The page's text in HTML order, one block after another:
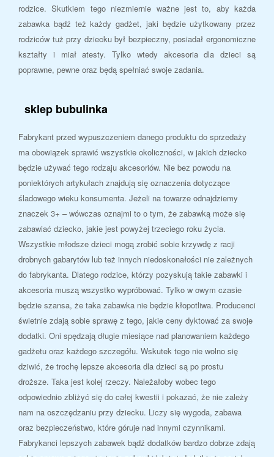
rodzice. Skutkiem tego niezmiernie ważne jest to, aby każda
zabawka bądź też każdy gadżet, jaki będzie użytkowany przez
rodziców tuż przy dziecku był bezpieczny, posiadał ergonomiczne
kształty i miał atesty. Tylko wtedy akcesoria dla dzieci są
poprawne, pewne oraz będą spełniać swoje zadania.
sklep bubulinka
Fabrykant przed wypuszczeniem danego produktu do sprzedaży
ma obowiązek sprawić wszystkie okoliczności, w jakich dziecko
będzie używać tego rodzaju akcesoriów. Nie bez powodu na
poniektórych artykułach znajdują się oznaczenia dotyczące
śladowego wieku konsumenta. Jeżeli na towarze odnajdziemy
znaczek 3+ – wówczas oznajmi to o tym, że zabawką może się
zabawiać dziecko, jakie jest powyżej trzeciego roku życia.
Wszystkie młodsze dzieci mogą zrobić sobie krzywdę z racji
drobnych gabarytów lub też innych niedoskonałości nie zależnych
do fabrykanta. Dlatego rodzice, którzy pozyskują takie zabawki i
akcesoria muszą wszystko wypróbować. Tylko w owym czasie
będzie szansa, że taka zabawka nie będzie kłopotliwa. Producenci
świetnie zdają sobie sprawę z tego, jakie ceny dyktować za swoje
dodatki. Oni spędzają długie miesiące nad planowaniem każdego
gadżetu oraz każdego szczegółu. Wskutek tego nie wolno się
dziwić, że trochę lepsze akcesoria dla dzieci są po prostu
droższe. Taka jest kolej rzeczy. Należałoby wobec tego
odpowiednio zbliżyć się do całej kwestii i pokazać, że nie zależy
nam na oszczędzaniu przy dziecku. Liczy się wygoda, zabawa
oraz bezpieczeństwo, które góruje nad innymi czynnikami.
Fabrykanci lepszych zabawek bądź dodatków bardzo dobrze zdają